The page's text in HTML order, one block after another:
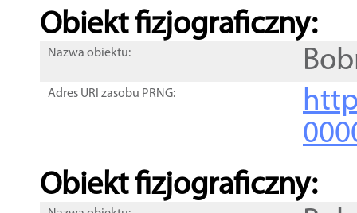
Obiekt fizjograficzny:
Nazwa obiektu:
Adres URI zasobu PRNG:
Obiekt fizjograficzny: